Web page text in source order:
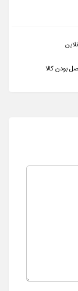
بودن کالا